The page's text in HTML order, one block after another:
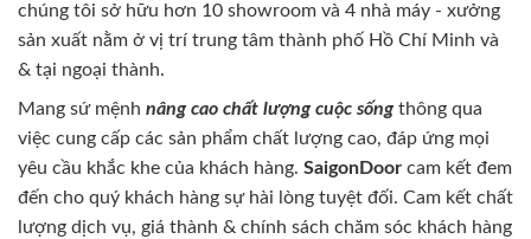
chúng tôi sở hữu hơn 10 showroom và 4 nhà máy - xưởng
sản xuất nằm ở vị trí trung tâm thành phố Hồ Chí Minh và
& tại ngoại thành.
Mang sứ mệnh nâng cao chất lượng cuộc sốngthông qua
việc cung cấp các sản phẩm chất lượng cao, đáp ứng mọi
yêu cầu khắc khe của khách hàng. SaigonDoor cam kết đem
đến cho quý khách hàng sự hài lòng tuyệt đối. Cam kết chất
lượng dịch vụ, giá thành & chính sách chăm sóc khách hàng